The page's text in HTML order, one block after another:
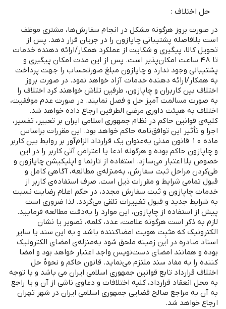
حل اختلاف :
در صورت بروز هرگونه مشکل در انجام سفارش‌ها، مشتری موظف
است بلافاصله پشتیبانی چاپازون را در جریان قرار دهد. پس از
تحویل کالا، پیگیری و شکایت از عملکرد همکار/ارائه دهنده خدمات
تا 48 ساعت امکان‌پذیر است. پس‌ از این مدت امکان پیگیری و
پشتیبانی وجود ندارد و چاپازون مبلغ صورتحساب را جهت پرداخت
به همکار/ارائه دهنده خدمات آزاد خواهد نمود. در صورت بروز
اختلاف بین کاربران و چاپازون، طرفین تلاش خواهند کرد اختلاف را
به ‌صورت مسالمت ‌آمیز حل‌ و فصل نمایند. در صورت عدم موفقیت،
اختلاف به هیئت داوری مرضی الطرفین ارجاع داده خواهد شد.
کلیه‌ی قوانین حاکم در نظام جمهوری اسلامی ایران بر تعبیر، تفسیر،
اجرا و تأثیر این توافق‌نامه حاکم خواهد بود. این مقررات براساس
ماده ۱۰ قانون مدنی به‌عنوان یک قرارداد الزام‌آور بر روابط بین کاربر
و چاپازون حاکم بوده و هرگونه ادعا یا اعتراض آتی کاربر را در این
خصوص بلا اعتبار می‌سازد. استفاده از تارنما و اپلیکیشن چاپازون و
طی‌کردن مراحل ثبت سفارش، به‌منزله‌ی مطالعه، آگاهی کامل و
قبول تمامی شرایط و مقررات ذیل است. صرف استفاده‌ی کاربر از
خدمات چاپازون و ثبت سفارش مجدد، در حکم اعلام رضایت نسبت
به شرایط جدید و قبول تغییرات تلقی می‌‌گردد. لذا ضروری است
پیش از استفاده از چاپازون، این موارد را به‌دقت مطالعه فرمایید.
لازم به ذکر است هرگونه علامت، عدد، کلمه، تصویر یا نشان
الکترونیک که مثبِت هویت امضاکننده باشد و به این سند یا سایر
اسناد صادره در این زمینه ملحق شود به‌منزله‌ی امضای الکترونیک
بوده و همانند امضای دست‌نویس واجد اعتبار خواهد بود و امضا
کننده را به مفاد سند ملتزم می‌‌نماید. قانون حاکم و نحوۀ حل
اختلاف قرارداد تابع قوانین جمهوری اسلامی ایران می باشد و با توجه
به محل انعقاد قرارداد، کلیه اختلافات و دعاوی ناشی از آن و یا راجع
به آن به مراجع صالح قضایی جمهوری اسلامی ایران در شهر تهران
ارجاع خواهد شد.